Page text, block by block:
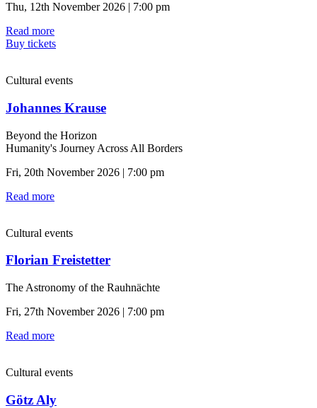
Thu, 12th November 2026 | 7:00 pm
Read more
Buy tickets
Cultural events
Johannes Krause
Beyond the Horizon
Humanity's Journey Across All Borders
Fri, 20th November 2026 | 7:00 pm
Read more
Cultural events
Florian Freistetter
The Astronomy of the Rauhnächte
Fri, 27th November 2026 | 7:00 pm
Read more
Cultural events
Götz Aly